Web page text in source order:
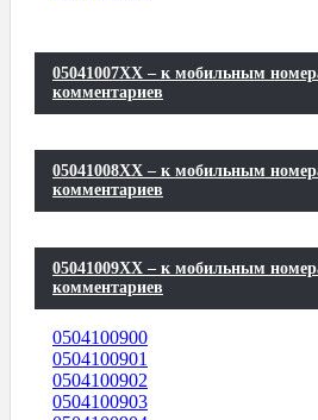
05041007XX – к мобильным
комментариев
05041008XX – к мобильным
комментариев
05041009XX – к мобильным
комментариев
0504100900
0504100901
0504100902
0504100903